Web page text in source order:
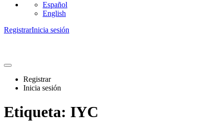
Español
English
RegistrarInicia sesión
Registrar
Inicia sesión
Etiqueta: IYC